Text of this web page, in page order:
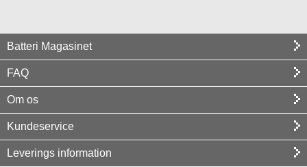
Batteri Magasinet
FAQ
Om os
Kundeservice
Leverings information